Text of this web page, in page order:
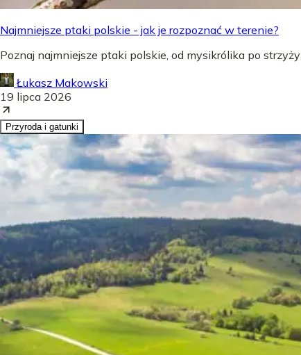
Najmniejsze ptaki polskie - jak je rozpoznać w terenie?
Poznaj najmniejsze ptaki polskie, od mysikrólika po
Łukasz Makowski
19 lipca 2026
Przyroda i gatunki